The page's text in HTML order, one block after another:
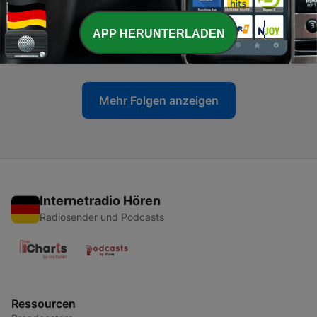
18 Jun. 2025
36 - Eine NACHT auf dem PADDOCK
11 Jun. 2025
Mehr Folgen anzeigen
Internetradio Hören
Radiosender und Podcasts
Ressourcen
APP HERUNTERLADEN